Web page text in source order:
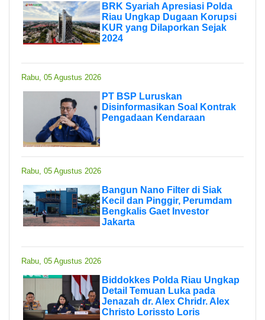
BRK Syariah Apresiasi Polda
Riau Ungkap Dugaan Korupsi
KUR yang Dilaporkan Sejak
2024
Rabu, 05 Agustus 2026
PT BSP Luruskan
Disinformasikan Soal Kontrak
Pengadaan Kendaraan
Rabu, 05 Agustus 2026
Bangun Nano Filter di Siak
Kecil dan Pinggir, Perumdam
Bengkalis Gaet Investor
Jakarta
Rabu, 05 Agustus 2026
Biddokkes Polda Riau Ungkap
Detail Temuan Luka pada
Jenazah dr. Alex Chridr. Alex
Christo Lorissto Loris